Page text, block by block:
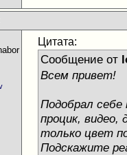
Цитата:
Сообщение от
Всем привет!
Подобрал
процик, видео,
только цвет
Подскажите